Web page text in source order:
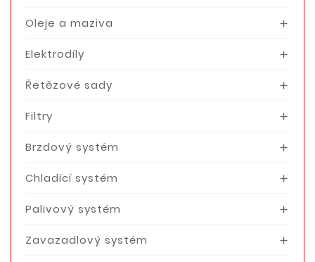
Oleje a maziva 
Elektrodíly 
Řetězové sady 
Filtry 
Brzdový systém 
Chladící systém 
Palivový systém 
Zavazadlový systém 